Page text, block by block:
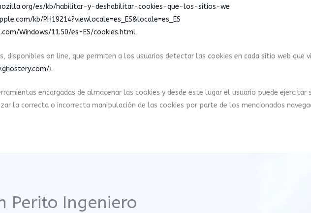
es/kb/habilitar-y-deshabilitar-cookies-que-los-sitios-we
kb/PH19214?viewlocale=es_ES&locale=es_ES
Windows/11.50/es-ES/cookies.html
disponibles on line, que permiten a los usuarios detectar las cookies en cada sitio web que
).
encargadas de almacenar las cookies y desde este lugar el usuario puede
la correcta o incorrecta manipulación de las cookies por parte de los mencionados
Perito Ingeniero